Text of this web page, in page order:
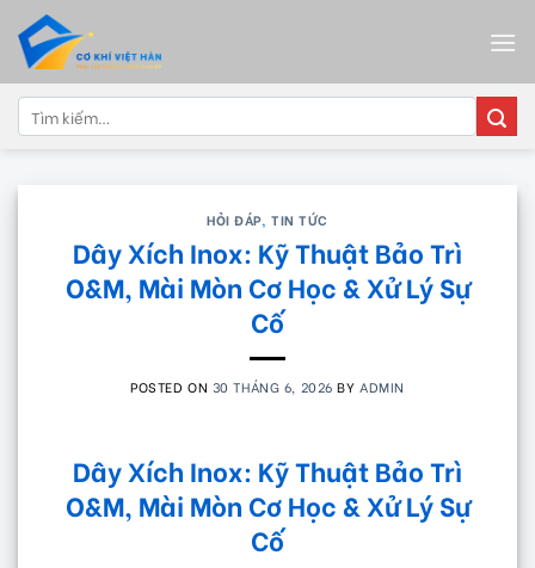
content
Tìm
kiếm:
HỎI ĐÁP,TIN TỨC
Dây Xích Inox: Kỹ Thuật Bảo Trì
O&M, Mài Mòn Cơ Học & Xử Lý Sự
Cố
POSTED ON 30 THÁNG 6, 2026 BY ADMIN
Dây Xích Inox: Kỹ Thuật Bảo Trì
O&M, Mài Mòn Cơ Học & Xử Lý Sự
Cố